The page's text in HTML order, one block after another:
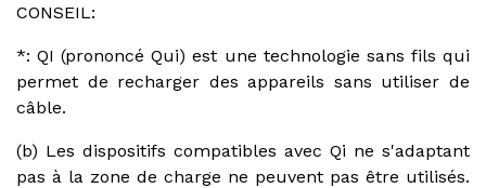
CONSEIL:
*: QI (prononcé Qui) est une technologie sans fils qui
permet de recharger des appareils sans utiliser de
câble.
(b) Les dispositifs compatibles avec Qi ne s'adaptant
pas à la zone de charge ne peuvent pas être utilisés.